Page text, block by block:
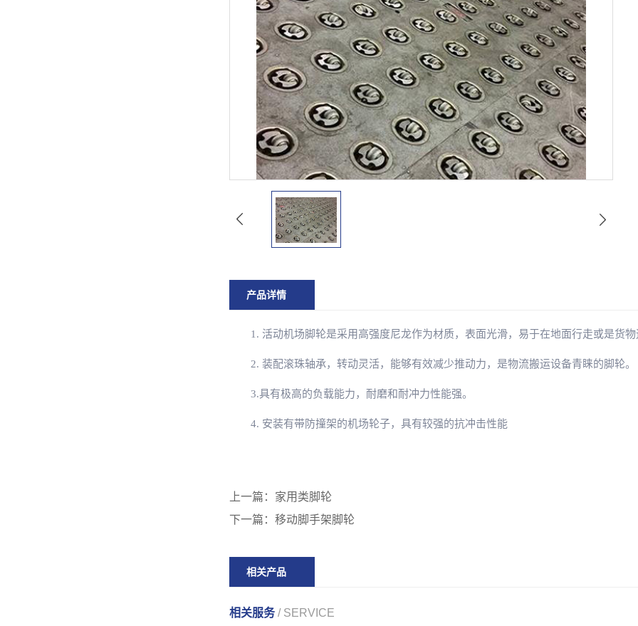
产品详情
1. 活动机场脚轮是采用高强度尼龙作为材质，表面光滑，易于在地面行走或是货
2. 装配滚珠轴承，转动灵活，能够有效减少推动力，是物流搬运设备青睐的脚轮。
3.具有极高的负载能力，耐磨和耐冲力性能强。
4. 安装有带防撞架的机场轮子，具有较强的抗冲击性能
上一篇： 家用类脚轮
下一篇： 移动脚手架脚轮
相关产品
相关服务/ SERVICE